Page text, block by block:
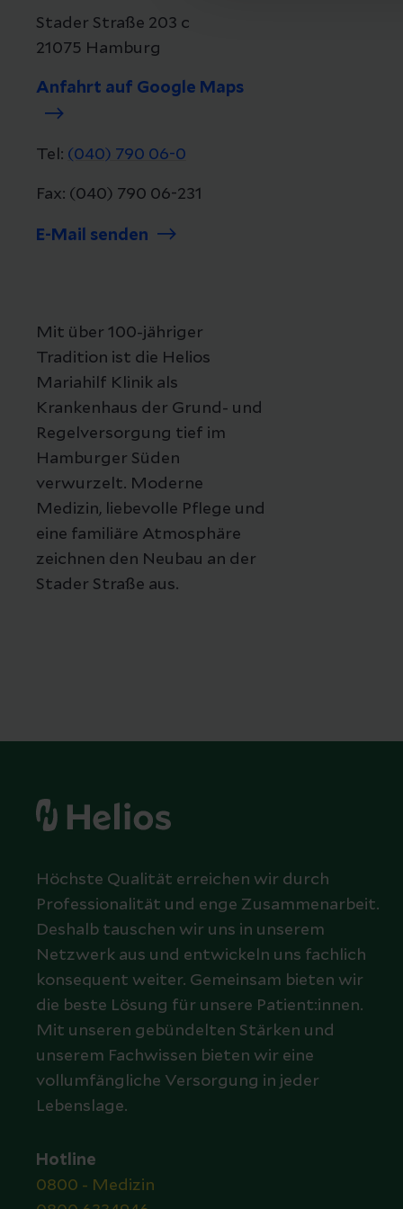
Stader Straße 203 c
21075 Hamburg
Anfahrt auf Google Maps
Tel: (040) 790 06-0
Fax: (040) 790 06-231
E-Mail senden
Mit über 100-jähriger
Tradition ist die Helios
Mariahilf Klinik als
Krankenhaus der Grund- und
Regelversorgung tief im
Hamburger Süden
verwurzelt. Moderne
Medizin, liebevolle Pflege und
eine familiäre Atmosphäre
zeichnen den Neubau an der
Stader Straße aus.
Höchste Qualität erreichen wir durch
Professionalität und enge Zusammenarbeit.
Deshalb tauschen wir uns in unserem
Netzwerk aus und entwickeln uns fachlich
konsequent weiter. Gemeinsam bieten wir
die beste Lösung für unsere Patient:innen.
Mit unseren gebündelten Stärken und
unserem Fachwissen bieten wir eine
vollumfängliche Versorgung in jeder
Lebenslage.
Hotline
0800 - Medizin